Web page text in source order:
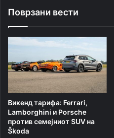
Поврзани вести
Викенд тарифа: Ferrari,
Lamborghini и Porsche
против семејниот SUV на
Škoda